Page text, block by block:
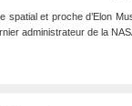
et proche d’Elon
administrateur de la